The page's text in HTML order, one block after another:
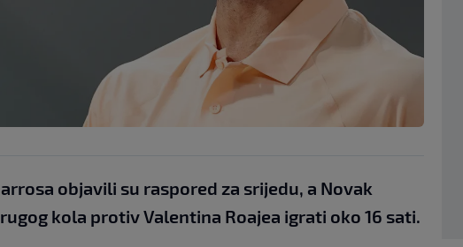
objavili su raspored za srijedu, a Novak
kola protiv Valentina Roajea igrati oko 16 sati.